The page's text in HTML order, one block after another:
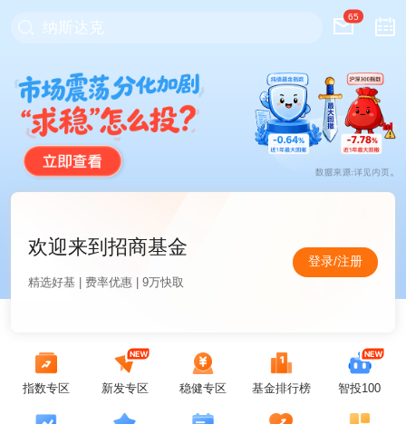
纳斯达克
65
欢迎来到招商基金
精选好基 | 费率优惠 | 9万快取
登录/注册
指数专区 新发专区 稳健专区 基金排行榜 智投100